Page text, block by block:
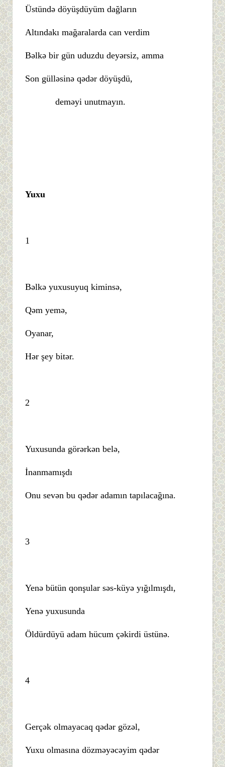
Üstündə döyüşdüyüm dağların
Altındakı mağaralarda can verdim
Bəlkə bir gün uduzdu deyərsiz, amma
Son gülləsinə qədər döyüşdü,
deməyi unutmayın.
Yuxu
1
Bəlkə yuxusuyuq kiminsə,
Qəm yemə,
Oyanar,
Hər şey bitər.
2
Yuxusunda görərkən belə,
İnanmamışdı
Onu sevən bu qədər adamın tapılacağına.
3
Yenə bütün qonşular səs-küyə yığılmışdı,
Yenə yuxusunda
Öldürdüyü adam hücum çəkirdi üstünə.
4
Gerçək olmayacaq qədər gözəl,
Yuxu olmasına dözməyəcəyim qədər